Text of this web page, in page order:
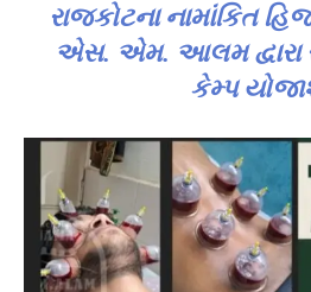
રાજકોટના નામાંકિત
એસ. એમ. આલમ દ્વારા
કેમ્પ